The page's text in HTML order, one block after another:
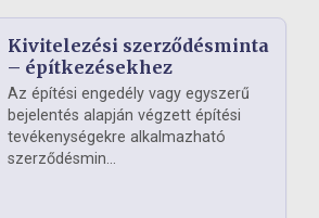
Kivitelezési szerződésminta
– építkezésekhez
Az építési engedély vagy egyszerű
bejelentés alapján végzett építési
tevékenységekre alkalmazható
szerződésmin...